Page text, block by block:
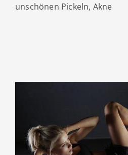
unschönen Pickeln, Akne